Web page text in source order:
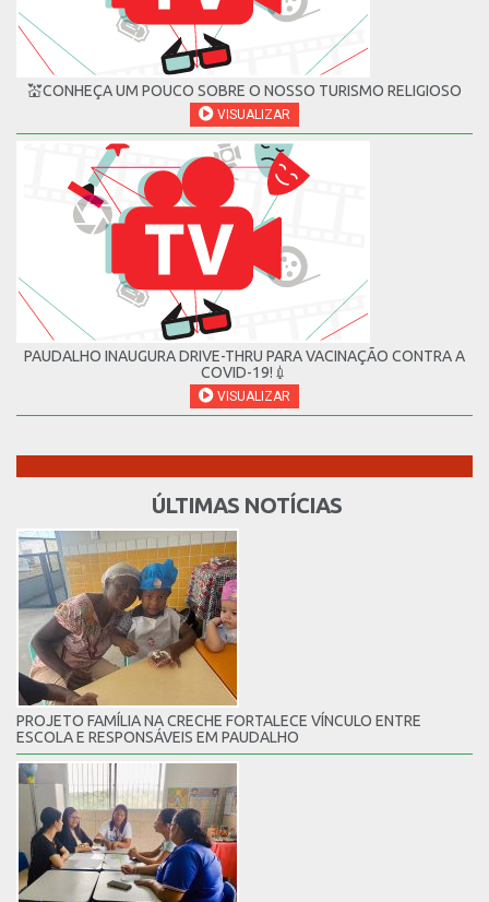
💒CONHEÇA UM POUCO SOBRE O NOSSO TURISMO RELIGIOSO
VISUALIZAR
PAUDALHO INAUGURA DRIVE-THRU PARA VACINAÇÃO CONTRA A
COVID-19!💉
VISUALIZAR
ÚLTIMAS NOTÍCIAS
PROJETO FAMÍLIA NA CRECHE FORTALECE VÍNCULO ENTRE
ESCOLA E RESPONSÁVEIS EM PAUDALHO